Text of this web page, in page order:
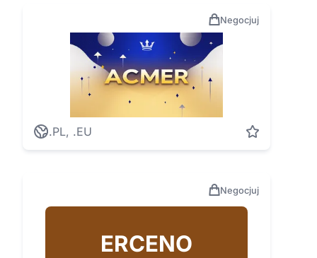
Negocjuj
.PL, .EU
Negocjuj
ERCENO